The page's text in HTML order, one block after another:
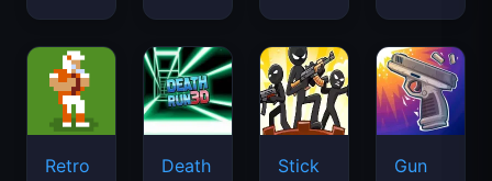
Retro
Death
Stick
Gun